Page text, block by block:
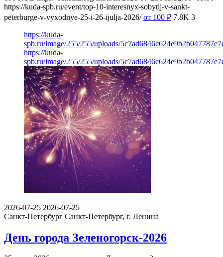
https://kuda-spb.ru/event/top-10-interesnyx-sobytij-v-sankt-
peterburge-v-vyxodnye-25-i-26-ijulja-2026/ от 100 ₽ 7.8K 3
https://kuda-
spb.ru/image/255/255/uploads/
https://kuda-
spb.ru/image/255/255/uploads/
2026-07-25 2026-07-25
Санкт-Петербург Санкт-Петербург, г. Ленина
День города Зеленогорск-2026